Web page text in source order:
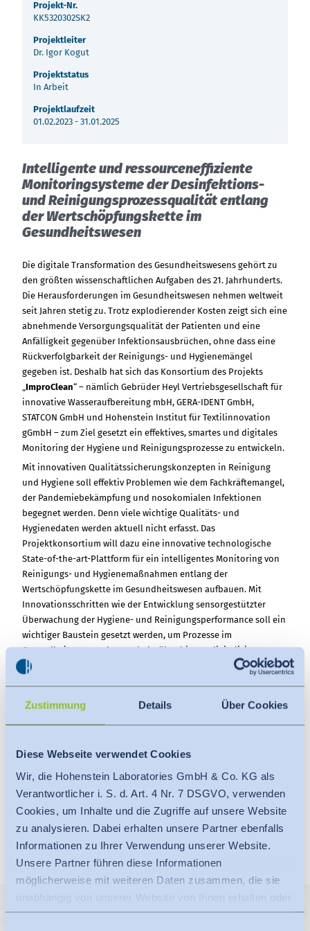
Zustimmung Details Über Cookies
Diese Webseite verwendet Cookies
Wir, die Hohenstein Laboratories GmbH & Co. KG als
Verantwortlicher i. S. d. Art. 4 Nr. 7 DSGVO, verwenden
Cookies, um Inhalte und die Zugriffe auf unsere Website
zu analysieren. Dabei erhalten unsere Partner ebenfalls
Informationen zu Ihrer Verwendung unserer Website.
Unsere Partner führen diese Informationen
möglicherweise mit weiteren Daten zusammen, die sie
unabhängig von unserer Website von Ihnen erhalten oder
gesammelt haben.
Indonesia
中国
Kontakt
Newsletter
Projekt-Nr.
KK5320302SK2
Projektleiter
Dr. Igor Kogut
Projektstatus
In Arbeit
Projektlaufzeit
01.02.2023 - 31.01.2025
Intelligente und ressourceneffiziente
Monitoringsysteme der Desinfektions-
und Reinigungsprozessqualität entlang
der Wertschöpfungskette im
Gesundheitswesen
Die digitale Transformation des Gesundheitswesens gehört zu
den größten wissenschaftlichen Aufgaben des 21. Jahrhunderts.
Die Herausforderungen im Gesundheitswesen nehmen weltweit
seit Jahren stetig zu. Trotz explodierender Kosten zeigt sich eine
abnehmende Versorgungsqualität der Patienten und eine
Anfälligkeit gegenüber Infektionsausbrüchen, ohne dass eine
Rückverfolgbarkeit der Reinigungs- und Hygienemängel
gegeben ist. Deshalb hat sich das Konsortium des Projekts
„ImproClean“ – nämlich Gebrüder Heyl Vertriebsgesellschaft für
innovative Wasseraufbereitung mbH, GERA-IDENT GmbH,
STATCON GmbH und Hohenstein Institut für Textilinnovation
gGmbH – zum Ziel gesetzt ein effektives, smartes und digitales
Monitoring der Hygiene und Reinigungsprozesse zu entwickeln.
Mit innovativen Qualitätssicherungskonzepten in Reinigung
und Hygiene soll effektiv Problemen wie dem Fachkräftemangel,
der Pandemiebekämpfung und nosokomialen Infektionen
begegnet werden. Denn viele wichtige Qualitäts- und
Hygienedaten werden aktuell nicht erfasst. Das
Projektkonsortium will dazu eine innovative technologische
State-of-the-art-Plattform für ein intelligentes Monitoring von
Reinigungs- und Hygienemaßnahmen entlang der
Wertschöpfungskette im Gesundheitswesen aufbauen. Mit
Innovationsschritten wie der Entwicklung sensorgestützter
Überwachung der Hygiene- und Reinigungsperformance soll ein
wichtiger Baustein gesetzt werden, um Prozesse im
Gesundheitswesen aber auch darüber hinaus digitalisieren zu
können.
Presseinfo zum Herunterladen
134 kB
DE
Pressemitteilung - Projektstart
Forschungsvorhaben
"ImproClean"
17.03.2023